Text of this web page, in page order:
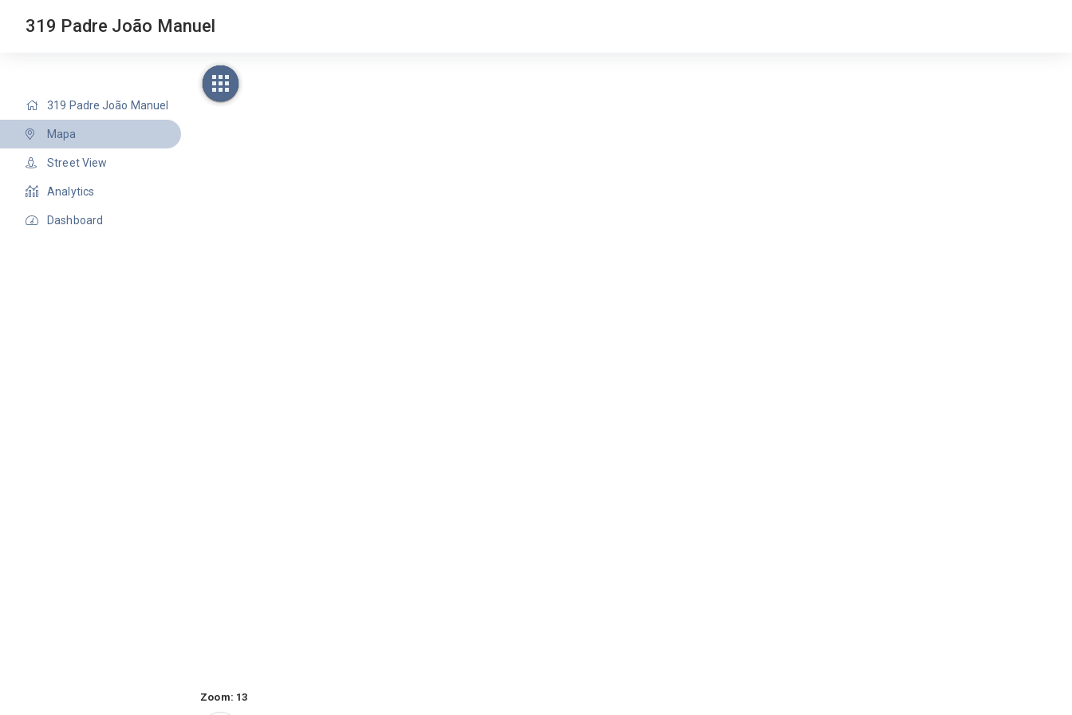
319 Padre João Manuel
319 Padre João Manuel
Mapa
Street View
Analytics
Dashboard
Zoom: 13